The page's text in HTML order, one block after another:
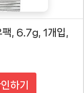
팩, 6.7g, 1개입,
하기